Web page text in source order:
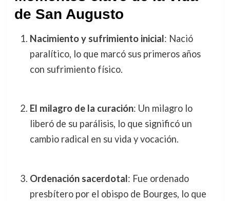
de San Augusto
Nacimiento y sufrimiento inicial: Nació
paralítico, lo que marcó sus primeros años
con sufrimiento físico.
El milagro de la curación: Un milagro lo
liberó de su parálisis, lo que significó un
cambio radical en su vida y vocación.
Ordenación sacerdotal: Fue ordenado
presbítero por el obispo de Bourges, lo que